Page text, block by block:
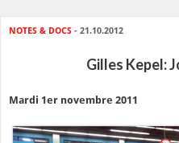
NOTES & DOCS - 21.10.2012
Gilles Kepel:
Mardi 1er novembre 2011